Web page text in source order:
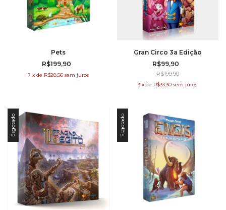
Pets
R$199,90
7 xde R$28,56 sem juros
Gran Circo 3a Edição
R$99,90
R$199,90
3 xde R$33,30 sem juros
Esgotado Esgotado